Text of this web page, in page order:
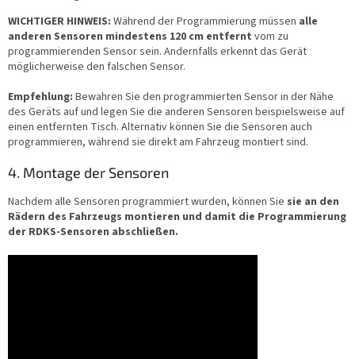
WICHTIGER HINWEIS: Während der Programmierung müssen alle
anderen Sensoren mindestens 120 cm entfernt vom zu
programmierenden Sensor sein. Andernfalls erkennt das Gerät
möglicherweise den falschen Sensor.
Empfehlung: Bewahren Sie den programmierten Sensor in der Nähe
des Geräts auf und legen Sie die anderen Sensoren beispielsweise auf
einen entfernten Tisch. Alternativ können Sie die Sensoren auch
programmieren, während sie direkt am Fahrzeug montiert sind.
4. Montage der Sensoren
Nachdem alle Sensoren programmiert wurden, können Sie sie an den
Rädern des Fahrzeugs montieren und damit die Programmierung
der RDKS-Sensoren abschließen.